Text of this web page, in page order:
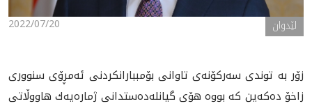
2022/07/20 لێدوان
زۆر به‌ توندى سه‌ركۆنه‌ى تاوانى بۆمببارانكردنى ئه‌مڕۆى سنوورى
زاخۆ ده‌كه‌ين كه‌ بووه‌ هۆى گيانله‌ده‌ستدانى ژماره‌يه‌ك هاووڵاتى